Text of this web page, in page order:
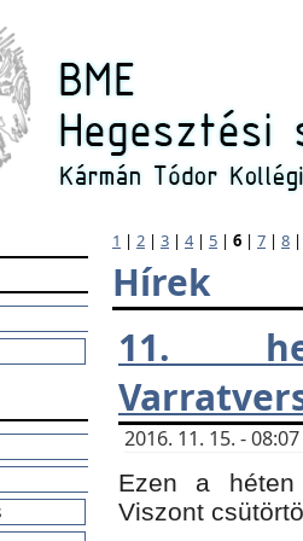
1 | 2 | 3 | 4| 5 | 6 | 7 | 8
Hírek
11.
2016. 11. 15. -
Ezen a héten
Viszont